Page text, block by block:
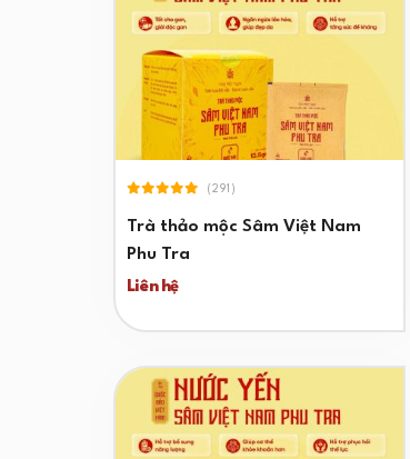
(291)
Trà thảo mộc Sâm Việt Nam
Phu Tra
Liên hệ